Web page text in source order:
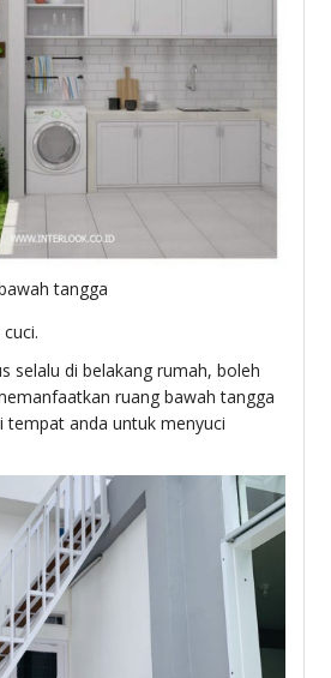
tangga
selalu di belakang rumah, boleh
ruang bawah tangga
tempat anda untuk menyuci